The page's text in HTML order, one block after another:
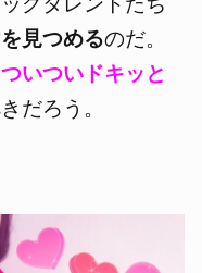
見つめるのだ。
ついついドキッと
だろう。